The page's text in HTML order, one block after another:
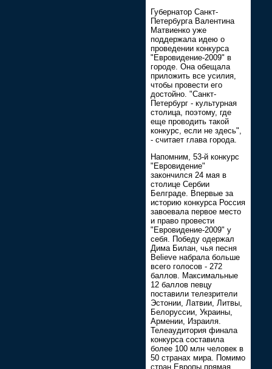
Губернатор Санкт-
Петербурга Валентина
Матвиенко уже
поддержала идею о
проведении конкурса
"Евровидение-2009" в
городе. Она обещала
приложить все усилия,
чтобы провести его
достойно. "Санкт-
Петербург - культурная
столица, поэтому, где
еще проводить такой
конкурс, если не здесь",
- считает глава города.
Напомним, 53-й конкурс
"Евровидение"
закончился 24 мая в
столице Сербии
Белграде. Впервые за
историю конкурса Россия
завоевала первое место
и право провести
"Евровидение-2009" у
себя. Победу одержал
Дима Билан, чья песня
Believe набрала больше
всего голосов - 272
баллов. Максимальные
12 баллов певцу
поставили телезрители
Эстонии, Латвии, Литвы,
Белоруссии, Украины,
Армении, Израиля.
Телеаудитория финала
конкурса составила
более 100 млн человек в
50 странах мира. Помимо
стран Европы прямая